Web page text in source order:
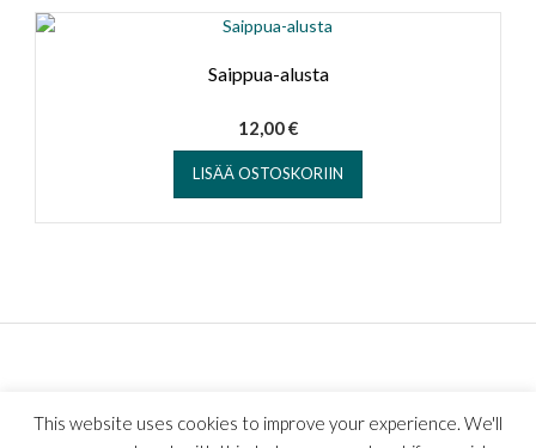
Saippua-alusta
12,00€
LISÄÄ OSTOSKORIIN
This website uses cookies to improve your experience. We'll